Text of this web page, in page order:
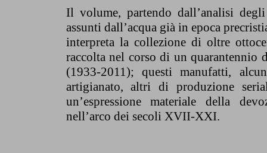
Il volume, partendo dall’analisi
assunti dall’acqua già in epoca
interpreta la collezione di oltre
raccolta nel corso di un quarantennio
(1933-2011); questi manufatti,
artigianato, altri di produzione
un’espressione materiale della
nell’arco dei secoli XVII-XXI.